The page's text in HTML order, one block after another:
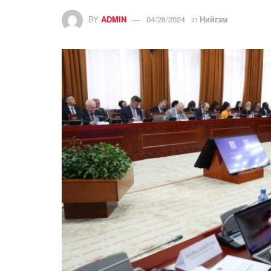
BY ADMIN 04/28/2024 in Нийгэм